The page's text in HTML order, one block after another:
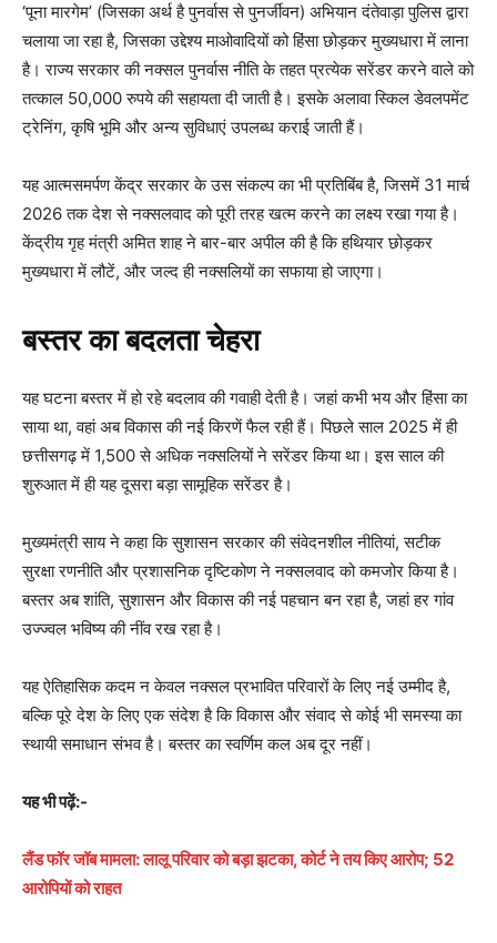
‘पूना मारगेम’ (जिसका अर्थ है पुनर्वास से पुनर्जीवन) अभियान दंतेवाड़ा पुलिस द्वारा
चलाया जा रहा है, जिसका उद्देश्य माओवादियों को हिंसा छोड़कर मुख्यधारा में लाना
है। राज्य सरकार की नक्सल पुनर्वास नीति के तहत प्रत्येक सरेंडर करने वाले को
तत्काल 50,000 रुपये की सहायता दी जाती है। इसके अलावा स्किल डेवलपमेंट
ट्रेनिंग, कृषि भूमि और अन्य सुविधाएं उपलब्ध कराई जाती हैं।
यह आत्मसमर्पण केंद्र सरकार के उस संकल्प का भी प्रतिबिंब है, जिसमें 31 मार्च
2026 तक देश से नक्सलवाद को पूरी तरह खत्म करने का लक्ष्य रखा गया है।
केंद्रीय गृह मंत्री अमित शाह ने बार-बार अपील की है कि हथियार छोड़कर
मुख्यधारा में लौटें, और जल्द ही नक्सलियों का सफाया हो जाएगा।
बस्तर का बदलता चेहरा
यह घटना बस्तर में हो रहे बदलाव की गवाही देती है। जहां कभी भय और हिंसा का
साया था, वहां अब विकास की नई किरणें फैल रही हैं। पिछले साल 2025 में ही
छत्तीसगढ़ में 1,500 से अधिक नक्सलियों ने सरेंडर किया था। इस साल की
शुरुआत में ही यह दूसरा बड़ा सामूहिक सरेंडर है।
मुख्यमंत्री साय ने कहा कि सुशासन सरकार की संवेदनशील नीतियां, सटीक
सुरक्षा रणनीति और प्रशासनिक दृष्टिकोण ने नक्सलवाद को कमजोर किया है।
बस्तर अब शांति, सुशासन और विकास की नई पहचान बन रहा है, जहां हर गांव
उज्ज्वल भविष्य की नींव रख रहा है।
यह ऐतिहासिक कदम न केवल नक्सल प्रभावित परिवारों के लिए नई उम्मीद है,
बल्कि पूरे देश के लिए एक संदेश है कि विकास और संवाद से कोई भी समस्या का
स्थायी समाधान संभव है। बस्तर का स्वर्णिम कल अब दूर नहीं।
यह भी पढ़ें:-
लैंड फॉर जॉब मामला: लालू परिवार को बड़ा झटका, कोर्ट ने तय किए आरोप; 52
आरोपियों को राहत